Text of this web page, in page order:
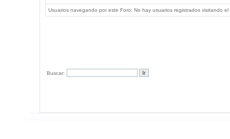
Usuarios navegando por este Foro: No hay usuarios registrados visitando
Buscar: